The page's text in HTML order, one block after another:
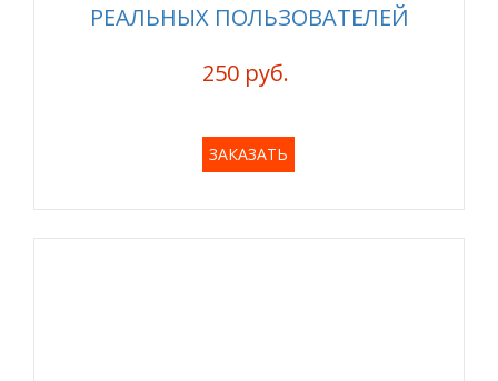
РЕАЛЬНЫХ ПОЛЬЗОВАТЕЛЕЙ
250 руб.
ЗАКАЗАТЬ